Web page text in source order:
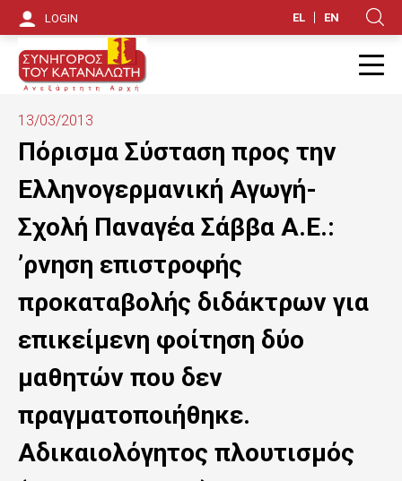
LOGIN EL EN
13/03/2013
Πόρισμα Σύσταση προς την
Ελληνογερμανική Αγωγή-
Σχολή Παναγέα Σάββα Α.Ε.:
’ρνηση επιστροφής
προκαταβολής διδάκτρων για
επικείμενη φοίτηση δύο
μαθητών που δεν
πραγματοποιήθηκε.
Αδικαιολόγητος πλουτισμός